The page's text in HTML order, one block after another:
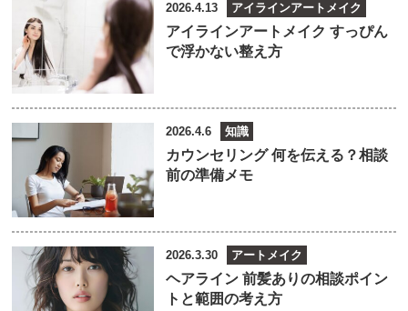
2026.4.13 アイラインアートメイク
アイラインアートメイク すっぴん
で浮かない整え方
2026.4.6 知識
カウンセリング 何を伝える？相談
前の準備メモ
2026.3.30 アートメイク
ヘアライン 前髪ありの相談ポイン
トと範囲の考え方